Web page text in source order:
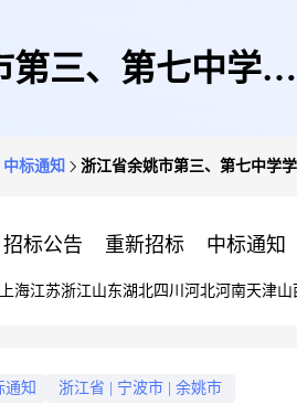
第三、第七中学学
标通知 浙江省余姚市第三、第七中学
招标公告 重新招标 中标通知
上海江苏浙江山东湖北四川 河北河南天津山
通知 浙江省 宁波市 余姚市